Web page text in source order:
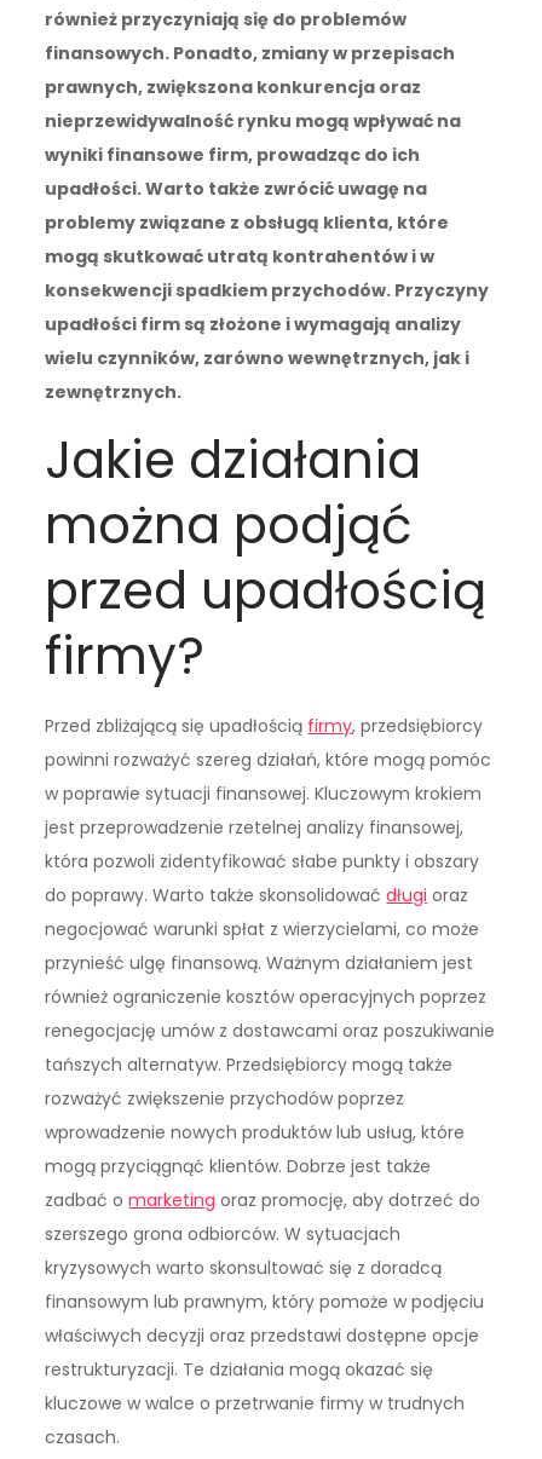
również przyczyniają się do problemów
finansowych. Ponadto, zmiany w przepisach
prawnych, zwiększona konkurencja oraz
nieprzewidywalność rynku mogą wpływać na
wyniki finansowe firm, prowadząc do ich
upadłości. Warto także zwrócić uwagę na
problemy związane z obsługą klienta, które
mogą skutkować utratą kontrahentów i w
konsekwencji spadkiem przychodów. Przyczyny
upadłości firm są złożone i wymagają analizy
wielu czynników, zarówno wewnętrznych, jak i
zewnętrznych.
Jakie działania
można podjąć
przed upadłością
firmy?
Przed zbliżającą się upadłością firmy, przedsiębiorcy
powinni rozważyć szereg działań, które mogą pomóc
w poprawie sytuacji finansowej. Kluczowym krokiem
jest przeprowadzenie rzetelnej analizy finansowej,
która pozwoli zidentyfikować słabe punkty i obszary
do poprawy. Warto także skonsolidowaćdługi oraz
negocjować warunki spłat z wierzycielami, co może
przynieść ulgę finansową. Ważnym działaniem jest
również ograniczenie kosztów operacyjnych poprzez
renegocjację umów z dostawcami oraz poszukiwanie
tańszych alternatyw. Przedsiębiorcy mogą także
rozważyć zwiększenie przychodów poprzez
wprowadzenie nowych produktów lub usług, które
mogą przyciągnąć klientów. Dobrze jest także
zadbać omarketing oraz promocję, aby dotrzeć do
szerszego grona odbiorców. W sytuacjach
kryzysowych warto skonsultować się z doradcą
finansowym lub prawnym, który pomoże w podjęciu
właściwych decyzji oraz przedstawi dostępne opcje
restrukturyzacji. Te działania mogą okazać się
kluczowe w walce o przetrwanie firmy w trudnych
czasach.